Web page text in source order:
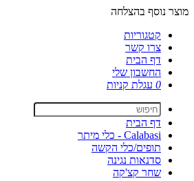
מוצר נוסף בהצלחה
קטגוריות
צרו קשר
דף הבית
החשבון שלי
0 עגלת קניות
דף הבית
Calabasi - כלי מיתר
תופים/כלי הקשה
סדנאות נגינה
שחר קצ'קה